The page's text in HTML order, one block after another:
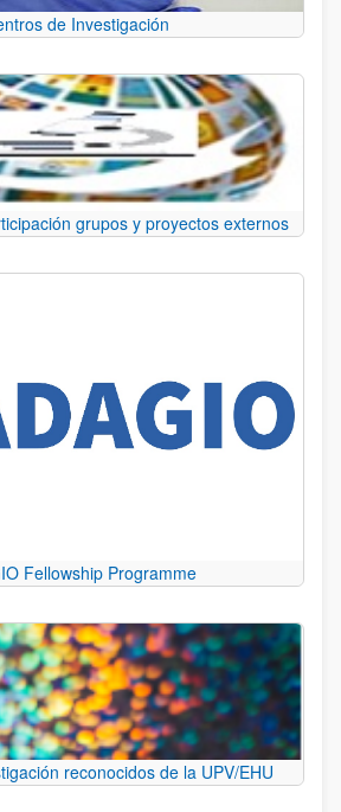
de Investigación
grupos y proyectos externos
Fellowship Programme
reconocidos de la UPV/EHU